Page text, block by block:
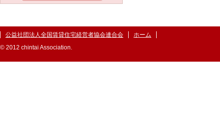
公益社団法人全国賃貸住宅経営者協会連合会
ホーム
© 2012 chintai Association.